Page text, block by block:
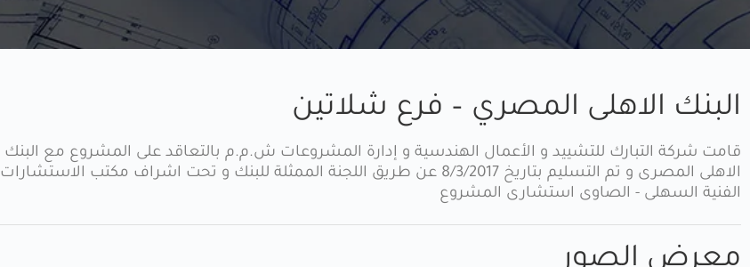
البنك الاهلى المصري – فرع شلاتين
قامت شركة التبارك للتشييد و الأعمال الهندسية و إدارة المشروعات ش.م.م بالتعاقد على المشروع مع البنك
الاهلى المصرى و تم التسليم بتاريخ 8/3/2017 عن طريق اللجنة الممثلة للبنك و تحت اشراف مكتب الاستشارات
الفنية السهلى - الصاوى استشارى المشروع